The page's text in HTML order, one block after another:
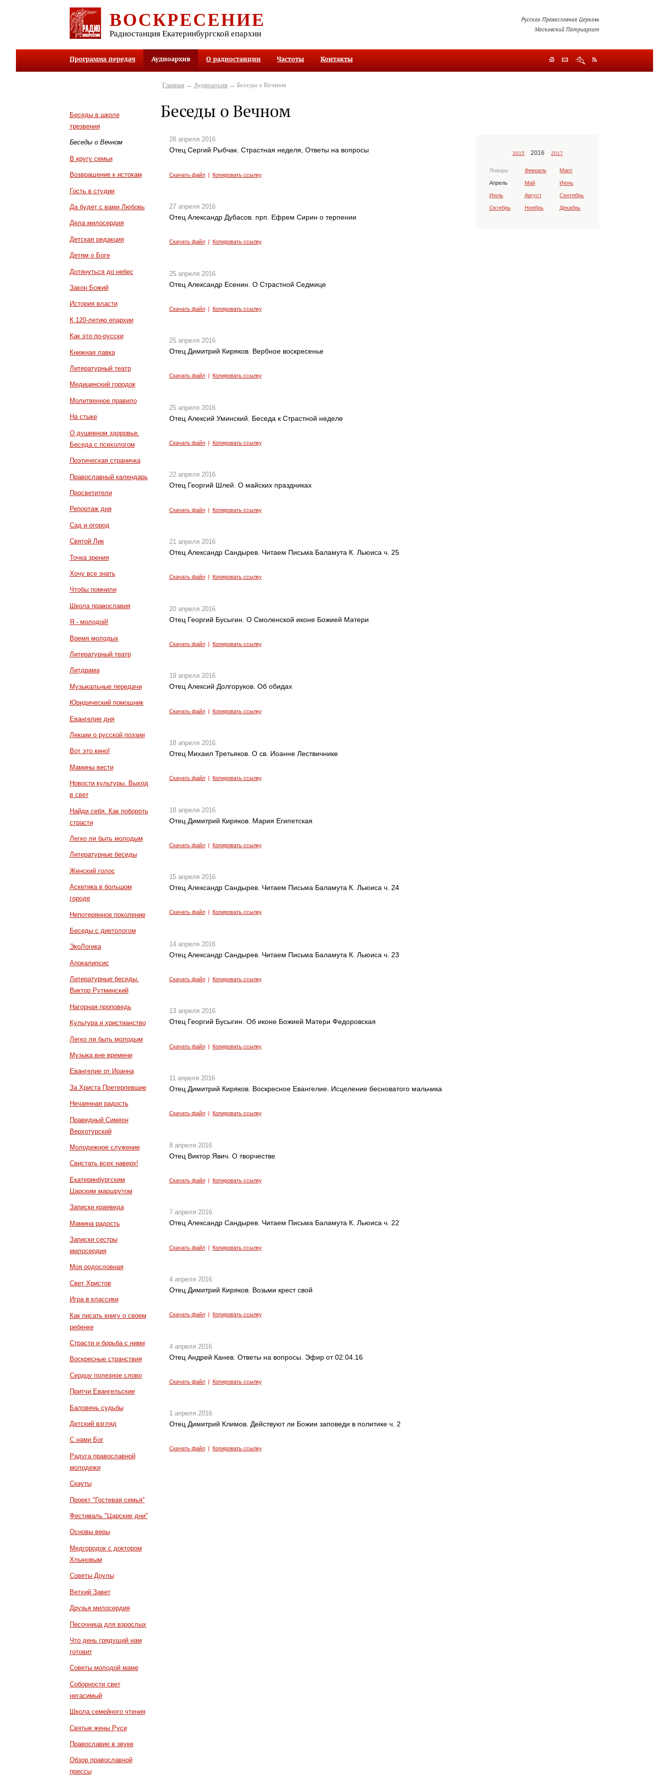
ВОСКРЕСЕНИЕ
Радиостанция Екатеринбургской епархии
Русская Православная Церковь
Московский Патриархат
Программа передач Аудиоархив О радиостанции Частоты Контакты
Беседы в школе
трезвения
Беседы о Вечном
В кругу семьи
Возвращение к истокам
Гость в студии
Да будет с вами Любовь
Дела милосердия
Детская редакция
Детям о Боге
Дотянуться до небес
Закон Божий
История власти
К 120-летию епархии
Как это по-русски
Книжная лавка
Литературный театр
Медицинский городок
Молитвенное правило
На стыке
О душевном здоровье.
Беседа с психологом
Поэтическая страничка
Православный календарь
Просветители
Репортаж дня
Сад и огород
Святой Лик
Точка зрения
Хочу все знать
Чтобы помнили
Школа православия
Я - молодой!
Время молодых
Литературный театр
Литдрама
Музыкальные передачи
Юридический помощник
Евангелие дня
Лекции о русской поэзии
Вот это кино!
Мамины вести
Новости культуры. Выход
в свет
Найди себя. Как побороть
страсти
Легко ли быть молодым
Литературные беседы
Женский голос
Аскетика в большом
городе
Непотерянное поколение
Беседы с диетологом
ЭкоЛогика
Апокалипсис
Литературные беседы.
Виктор Рутминский
Нагорная проповедь
Культура и христианство
Легко ли быть молодым
Музыка вне времени
Евангелие от Иоанна
За Христа Претерпевшие
Нечаянная радость
Праведный Симеон
Верхотурский
Молодежное служение
Свистать всех наверх!
Екатеринбургским
Царским маршрутом
Записки краеведа
Мамина радость
Записки сестры
милосердия
Моя родословная
Свет Христов
Игра в классики
Как писать книгу о своем
ребенке
Страсти и борьба с ними
Воскресные странствия
Сердцу полезное слово
Притчи Евангельские
Баловень судьбы
Детский взгляд
С нами Бог
Радуга православной
молодежи
Скауты
Проект "Гостевая семья"
Фестиваль "Царские дни"
Основы веры
Медгородок с доктором
Хлыновым
Советы Доулы
Ветхий Завет
Друзья милосердия
Песочница для взрослых
Что день грядущий нам
готовит
Советы молодой маме
Соборности свет
негасимый
Школа семейного чтения
Святые жены Руси
Православие в звуке
Обзор православной
прессы
Главная → Аудиоархив → Беседы о Вечном
Беседы о Вечном
28 апреля 2016
Отец Сергий Рыбчак. Страстная неделя, Ответы на вопросы
Скачать файл| Копировать ссылку
27 апреля 2016
Отец Александр Дубасов. прп. Ефрем Сирин о терпении
Скачать файл| Копировать ссылку
25 апреля 2016
Отец Александр Есенин. О Страстной Седмице
Скачать файл| Копировать ссылку
25 апреля 2016
Отец Димитрий Киряков. Вербное воскресенье
Скачать файл| Копировать ссылку
25 апреля 2016
Отец Алексий Уминский. Беседа к Страстной неделе
Скачать файл| Копировать ссылку
22 апреля 2016
Отец Георгий Шлей. О майских праздниках
Скачать файл| Копировать ссылку
21 апреля 2016
Отец Александр Сандырев. Читаем Письма Баламута К. Льюиса ч. 25
Скачать файл| Копировать ссылку
20 апреля 2016
Отец Георгий Бусыгин. О Смоленской иконе Божией Матери
Скачать файл| Копировать ссылку
19 апреля 2016
Отец Алексий Долгоруков. Об обидах
Скачать файл| Копировать ссылку
18 апреля 2016
Отец Михаил Третьяков. О св. Иоанне Лествичнике
Скачать файл| Копировать ссылку
18 апреля 2016
Отец Димитрий Киряков. Мария Египетская
Скачать файл| Копировать ссылку
15 апреля 2016
Отец Александр Сандырев. Читаем Письма Баламута К. Льюиса ч. 24
Скачать файл| Копировать ссылку
14 апреля 2016
Отец Александр Сандырев. Читаем Письма Баламута К. Льюиса ч. 23
Скачать файл| Копировать ссылку
13 апреля 2016
Отец Георгий Бусыгин. Об иконе Божией Матери Федоровская
Скачать файл| Копировать ссылку
11 апреля 2016
Отец Димитрий Киряков. Воскресное Евангелие. Исцеление бесноватого мальчика
Скачать файл| Копировать ссылку
8 апреля 2016
Отец Виктор Явич. О творчестве
Скачать файл| Копировать ссылку
7 апреля 2016
Отец Александр Сандырев. Читаем Письма Баламута К. Льюиса ч. 22
Скачать файл| Копировать ссылку
4 апреля 2016
Отец Димитрий Киряков. Возьми крест свой
Скачать файл| Копировать ссылку
4 апреля 2016
Отец Андрей Канев. Ответы на вопросы. Эфир от 02.04.16
Скачать файл| Копировать ссылку
1 апреля 2016
Отец Димитрий Климов. Действуют ли Божии заповеди в политике ч. 2
Скачать файл| Копировать ссылку
2015 2016 2017
Январь Февраль Март
Апрель Май Июнь
Июль Август Сентябрь
Октябрь Ноябрь Декабрь